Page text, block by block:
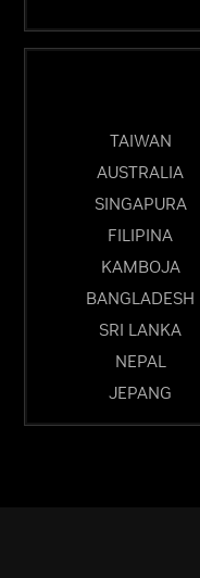
TAIWAN
AUSTRALIA
SINGAPURA
FILIPINA
KAMBOJA
BANGLADESH
SRI LANKA
NEPAL
JEPANG